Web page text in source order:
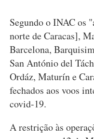
Segundo o INAC os
norte de Caracas],
Barcelona,
San António del
Ordáz, Maturín e
fechados aos voos
covid-19.
A restrição às